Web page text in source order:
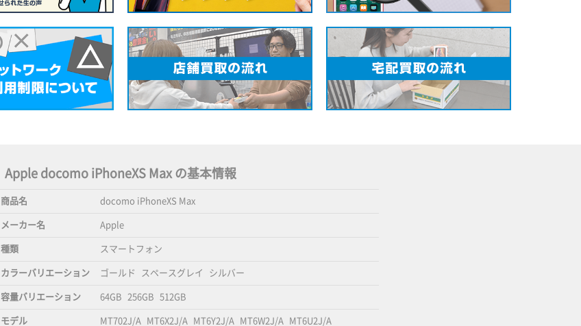
Apple docomo iPhoneXS Max の基本情報
商品名 docomo iPhoneXS Max
メーカー名 Apple
種類 スマートフォン
カラーバリエーション ゴールド スペースグレイ シルバー
容量バリエーション 64GB 256GB 512GB
モデル MT702J/A MT6X2J/A MT6Y2J/A MT6W2J/A
MT6U2J/A